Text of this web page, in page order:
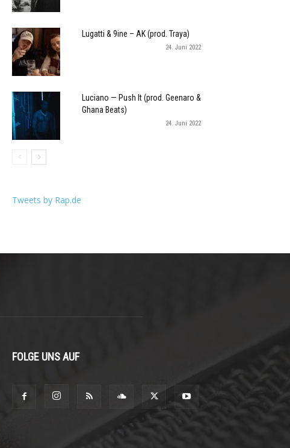
Lugatti & 9ine – AK (prod. Traya)
24. Juni 2022
Luciano — Push It (prod. Geenaro &
Ghana Beats)
24. Juni 2022
Tweets by Rap.de
FOLGE UNS AUF